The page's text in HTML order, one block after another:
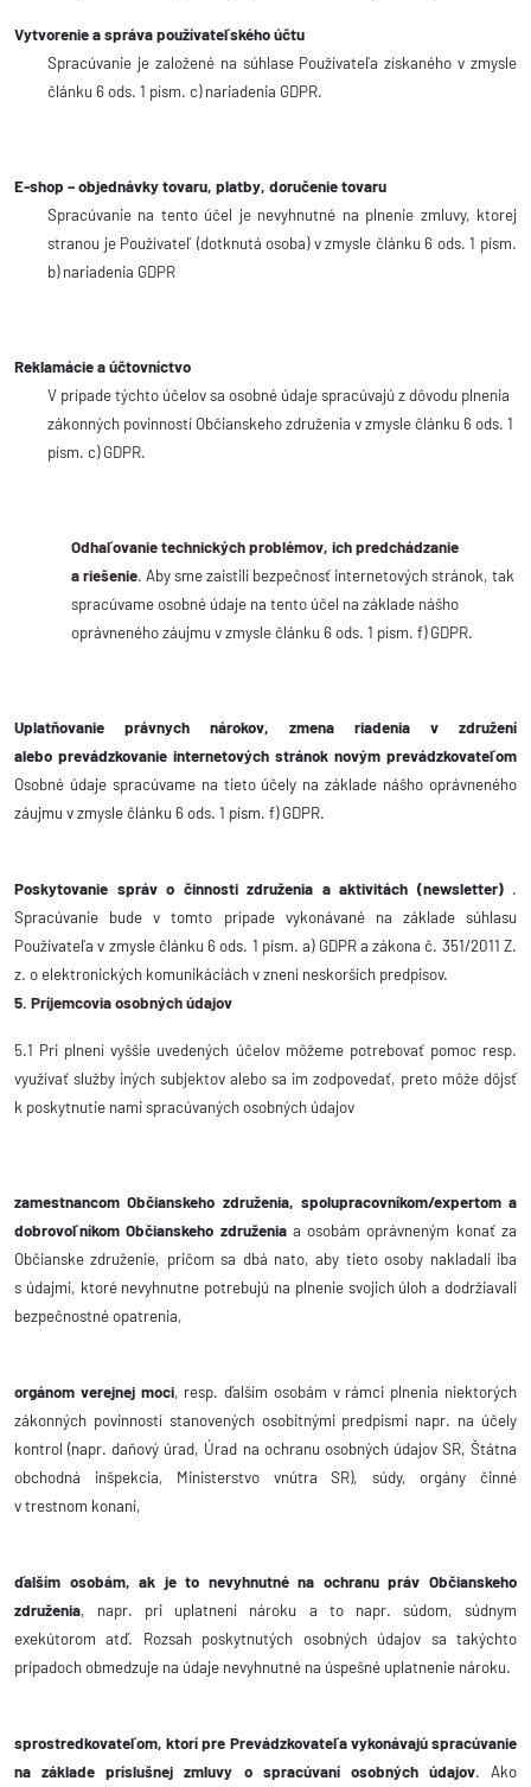
Vytvorenie a správa používateľského účtu
Spracúvanie je založené na súhlase Používateľa získaného v zmysle
článku 6 ods. 1 písm. c) nariadenia GDPR.
E-shop – objednávky tovaru, platby, doručenie tovaru
Spracúvanie na tento účel je nevyhnutné na plnenie zmluvy, ktorej
stranou je Používateľ (dotknutá osoba) v zmysle článku 6 ods. 1 písm.
b) nariadenia GDPR
Reklamácie a účtovníctvo
V prípade týchto účelov sa osobné údaje spracúvajú z dôvodu plnenia
zákonných povinností Občianskeho združenia v zmysle článku 6 ods. 1
písm. c) GDPR.
Odhaľovanie technických problémov, ich predchádzanie
a riešenie. Aby sme zaistili bezpečnosť internetových stránok, tak
spracúvame osobné údaje na tento účel na základe nášho
oprávneného záujmu v zmysle článku 6 ods. 1 písm. f) GDPR.
Uplatňovanie právnych nárokov, zmena riadenia v združení
alebo prevádzkovanie internetových stránok novým prevádzkovateľom
Osobné údaje spracúvame na tieto účely na základe nášho oprávneného
záujmu v zmysle článku 6 ods. 1 písm. f) GDPR.
Poskytovanie správ o činnosti združenia a aktivitách (newsletter).
Spracúvanie bude v tomto prípade vykonávané na základe súhlasu
Používateľa v zmysle článku 6 ods. 1 písm. a) GDPR a zákona č. 351/2011 Z.
z. o elektronických komunikáciách v znení neskorších predpisov.
5. Príjemcovia osobných údajov
5.1 Pri plnení vyššie uvedených účelov môžeme potrebovať pomoc resp.
využívať služby iných subjektov alebo sa im zodpovedať, preto môže dôjsť
k poskytnutie nami spracúvaných osobných údajov
zamestnancom Občianskeho združenia, spolupracovníkom/expertom a
dobrovoľníkom Občianskeho združeniaa osobám oprávneným konať za
Občianske združenie, pričom sa dbá nato, aby tieto osoby nakladali iba
s údajmi, ktoré nevyhnutne potrebujú na plnenie svojich úloh a dodržiavali
bezpečnostné opatrenia,
orgánom verejnej moci, resp. ďalším osobám v rámci plnenia niektorých
zákonných povinností stanovených osobitnými predpismi napr. na účely
kontrol (napr. daňový úrad, Úrad na ochranu osobných údajov SR, Štátna
obchodná inšpekcia, Ministerstvo vnútra SR), súdy, orgány činné
v trestnom konaní,
ďalším osobám, ak je to nevyhnutné na ochranu práv Občianskeho
združenia, napr. pri uplatnení nároku a to napr. súdom, súdnym
exekútorom atď. Rozsah poskytnutých osobných údajov sa takýchto
prípadoch obmedzuje na údaje nevyhnutné na úspešné uplatnenie nároku.
sprostredkovateľom, ktorí pre Prevádzkovateľa vykonávajú spracúvanie
na základe príslušnej zmluvy o spracúvaní osobných údajov. Ako